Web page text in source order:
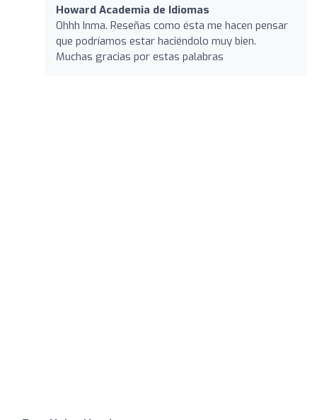
Howard Academia de Idiomas
Ohhh Inma. Reseñas como ésta me hacen pensar
que podríamos estar haciéndolo muy bien.
Muchas gracias por estas palabras